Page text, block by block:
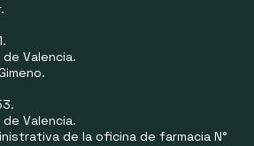
Valencia.
Valencia.
de la oficina de farmacia N°